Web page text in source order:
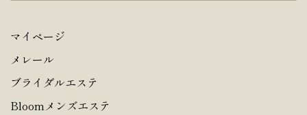
マイページ
メレール
ブライダルエステ
Bloomメンズエステ